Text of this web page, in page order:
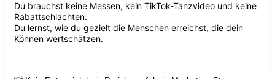
Du brauchst keine Messen, kein TikTok-Tanzvideo und keine
Rabattschlachten.
Du lernst, wie du gezielt die Menschen erreichst, die dein
Können wertschätzen.